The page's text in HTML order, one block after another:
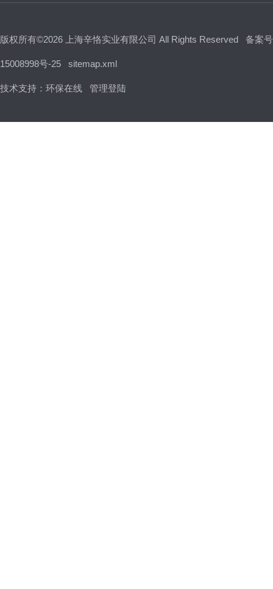
版权所有©2026 上海辛恪实业有限公司 All Rights Reserved 备案
15008998号-25 sitemap.xml
技术支持： 环保在线 管理登陆